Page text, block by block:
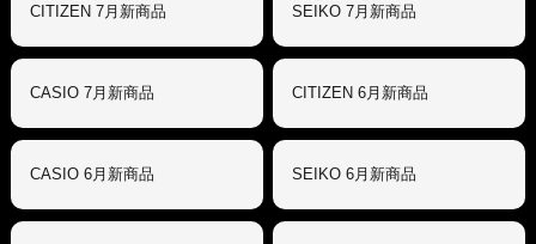
CITIZEN 7月新商品 SEIKO 7月新商品
CASIO 7月新商品 CITIZEN 6月新商品
CASIO 6月新商品 SEIKO 6月新商品